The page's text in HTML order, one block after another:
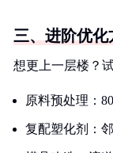
三、进阶优化
想更上一层楼？
原料预处理：
复配塑化剂：